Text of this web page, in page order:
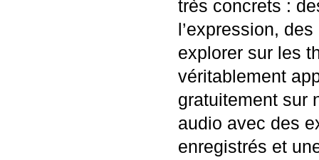
très concrets :
l’expression,
explorer sur les
véritablement
gratuitement sur
audio avec des
enregistrés et